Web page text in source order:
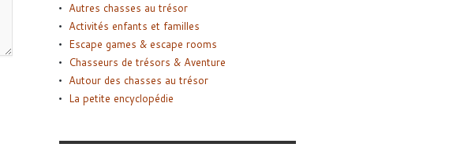
Autres chasses au trésor
Activités enfants et familles
Escape games & escape rooms
Chasseurs de trésors & Aventure
Autour des chasses au trésor
La petite encyclopédie